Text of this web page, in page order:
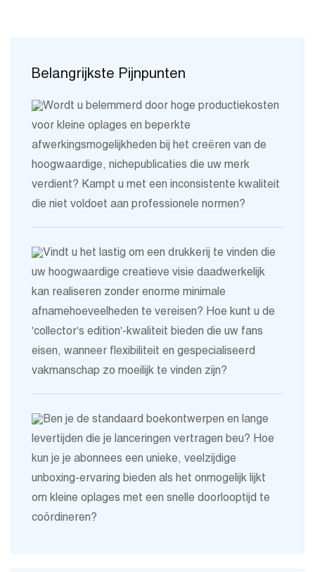
Belangrijkste Pijnpunten
Wordt u belemmerd door hoge productiekosten
voor kleine oplages en beperkte
afwerkingsmogelijkheden bij het creëren van de
hoogwaardige, nichepublicaties die uw merk
verdient? Kampt u met een inconsistente kwaliteit
die niet voldoet aan professionele normen?
Vindt u het lastig om een ​​drukkerij te vinden die
uw hoogwaardige creatieve visie daadwerkelijk
kan realiseren zonder enorme minimale
afnamehoeveelheden te vereisen? Hoe kunt u de
'collector's edition'-kwaliteit bieden die uw fans
eisen, wanneer flexibiliteit en gespecialiseerd
vakmanschap zo moeilijk te vinden zijn?
Ben je de standaard boekontwerpen en lange
levertijden die je lanceringen vertragen beu? Hoe
kun je je abonnees een unieke, veelzijdige
unboxing-ervaring bieden als het onmogelijk lijkt
om kleine oplages met een snelle doorlooptijd te
coördineren?